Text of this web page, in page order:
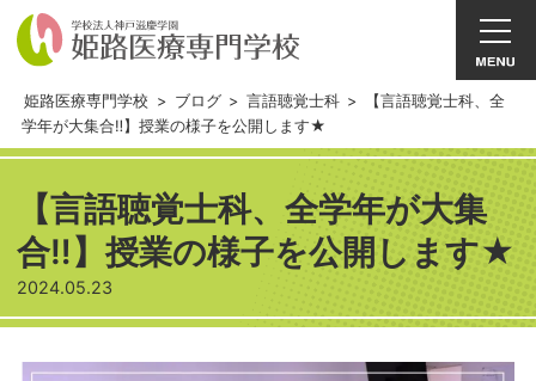
姫路医療専門学校 > ブログ > 言語聴覚士科 >
【言語聴覚士科、全
学年が大集合‼】授業の様子を公開します★
【言語聴覚士科、全学年が大集
合‼】授業の様子を公開します★
2024.05.23